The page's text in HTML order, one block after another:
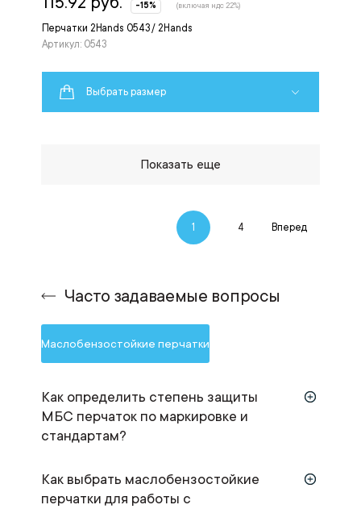
Перчатки 2Hands 0543 / 2Hands
Артикул: 0543
-15% (включая ндс 22%)
Выбрать размер
Показать еще
1 4 Вперед
Часто задаваемые вопросы
Маслобензостойкие перчатки
Как определить степень защиты
МБС перчаток по маркировке и
стандартам?
Как выбрать маслобензостойкие
перчатки для работы с